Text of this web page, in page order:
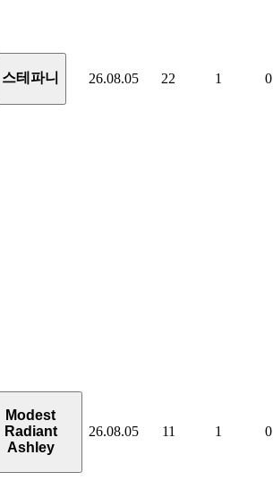
스테파니 26.08.05 22 1 0
Modest
Radiant
Ashley
26.08.05 11 1 0